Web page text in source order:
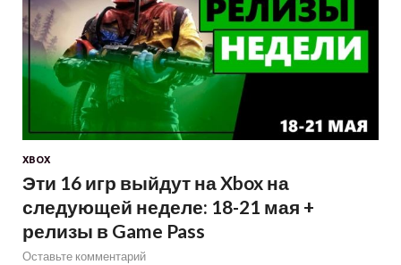
XBOX
Эти 16 игр выйдут на Xbox на
следующей неделе: 18-21 мая +
релизы в Game Pass
Оставьте комментарий